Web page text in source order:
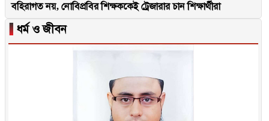
বহিরাগত নয়, নোবিপ্রবির শিক্ষককেই ট্রেজারার চান শিক্ষার্থীরা
▐ ধর্ম ও জীবন